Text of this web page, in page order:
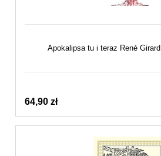
Apokalipsa tu i teraz René
64,90 zł